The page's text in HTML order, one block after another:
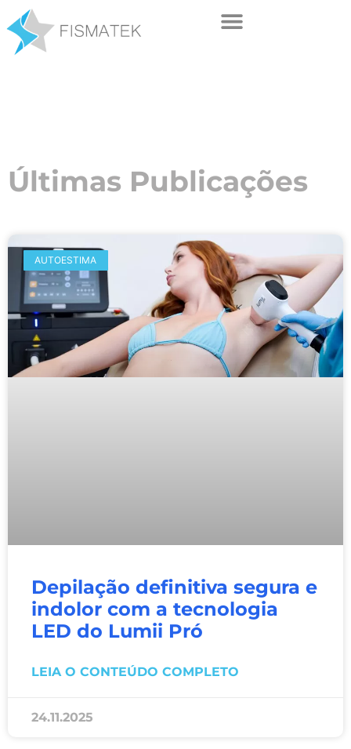
Últimas Publicações
AUTOESTIMA
Depilação definitiva segura e
indolor com a tecnologia
LED do Lumii Pró
LEIA O CONTEÚDO COMPLETO
24.11.2025